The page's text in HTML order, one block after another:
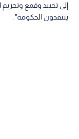
إلى تحييد وقمع
ينتقدون الحكومة".